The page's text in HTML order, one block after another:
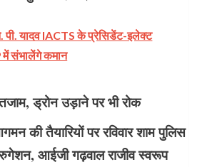
पी. यादव IACTS के प्रेसिडेंट-इलेक्ट
में संभालेंगे कमान
ड्रोन उड़ाने पर भी रोक
की तैयारियों पर रविवार शाम पुलिस
आईजी गढ़वाल राजीव स्वरूप